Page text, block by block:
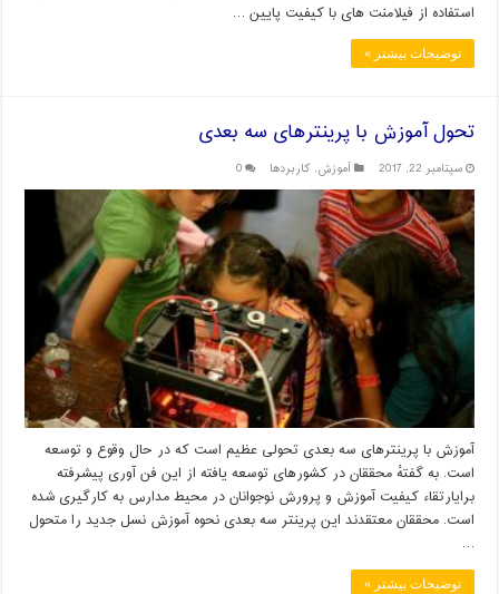
استفاده از فیلامنت های با کیفیت پایین …
توضیحات بیشتر »
تحول آموزش با پرینترهای سه بعدی
سپتامبر 22, 2017 آموزش, کاربردها 0
آموزش با پرینترهای سه بعدی تحولی عظیم است که در حال وقوع و توسعه
است. به گفتهٔ محققان در کشور‌های توسعه یافته از این فن آوری پیشرفته
برایارتقاء کیفیت آموزش و پرورش نوجوانان در محیط مدارس به کارگیری شده
است. محققان معتقدند این پرینتر سه بعدی نحوه آموزش نسل جدید را متحول
…
توضیحات بیشتر »